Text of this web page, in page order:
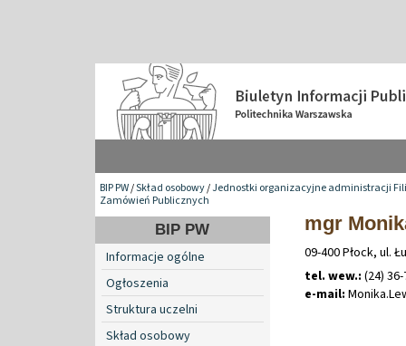
BIP PW/Skład osobowy/Jednostki organizacyjne administracji
Zamówień Publicznych
BIP PW
Informacje ogólne
Ogłoszenia
Struktura uczelni
Skład osobowy
mgr
09-400 Płock, ul.
tel. wew.: (24)
e-mail: Monika.